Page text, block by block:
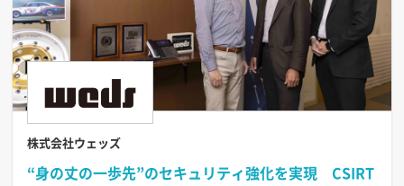
株式会社ウェッズ
“身の丈の一歩先”のセキュリティ強化を実現 CSIRT